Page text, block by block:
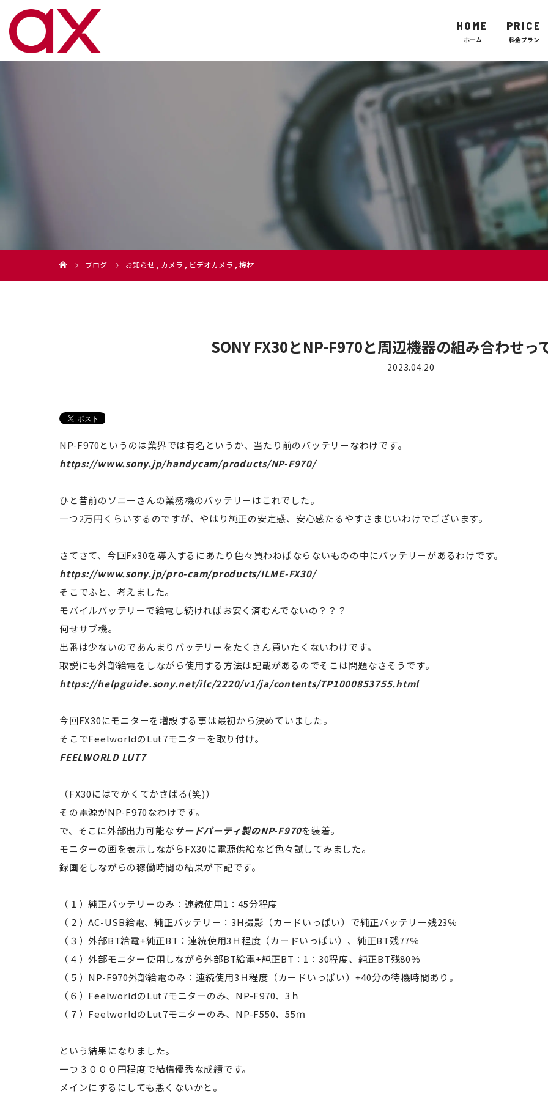
HOME PRICE
ブログ お知らせ , カメラ , ビデオカメラ , 機材
SONY FX30とNP-F970と周辺機器の組み合わせっ
2023.04.20
NP-F970というのは業界では有名というか、当たり前のバッテリーなわけです。
https://www.sony.jp/handycam/products/NP-F970/
ひと昔前のソニーさんの業務機のバッテリーはこれでした。
一つ2万円くらいするのですが、やはり純正の安定感、安心感たるやすさまじいわけでございます。
さてさて、今回Fx30を導入するにあたり色々買わねばならないものの中にバッテリーがあるわけです。
https://www.sony.jp/pro-cam/products/ILME-FX30/
そこでふと、考えました。
モバイルバッテリーで給電し続ければお安く済むんでないの？？？
何せサブ機。
出番は少ないのであんまりバッテリーをたくさん買いたくないわけです。
取説にも外部給電をしながら使用する方法は記載があるのでそこは問題なさそうです。
https://helpguide.sony.net/ilc/2220/v1/ja/contents/TP1000853755.html
今回FX30にモニターを増設する事は最初から決めていました。
そこでFeelworldのLut7モニターを取り付け。
FEELWORLD LUT7
（FX30にはでかくてかさばる(笑)）
その電源がNP-F970なわけです。
で、そこに外部出力可能なサードパーティ製のNP-F970を装着。
モニターの画を表示しながらFX30に電源供給など色々試してみました。
録画をしながらの稼働時間の結果が下記です。
（１）純正バッテリーのみ：連続使用1：45分程度
（２）AC-USB給電、純正バッテリー：3H撮影（カードいっぱい）で純正バッテリー残23％
（３）外部BT給電+純正BT：連続使用3Ｈ程度（カードいっぱい）、純正BT残77％
（４）外部モニター使用しながら外部BT給電+純正BT：1：30程度、純正BT残80％
（５）NP-F970外部給電のみ：連続使用3Ｈ程度（カードいっぱい）+40分の待機時間あり。
（６）FeelworldのLut7モニターのみ、NP-F970、3ｈ
（７）FeelworldのLut7モニターのみ、NP-F550、55ｍ
という結果になりました。
一つ３０００円程度で結構優秀な成績です。
メインにするにしても悪くないかと。